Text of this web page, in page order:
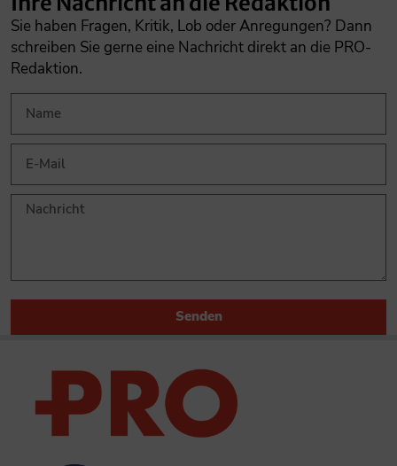
Sie haben Fragen, Kritik, Lob oder Anregungen? Dann
schreiben Sie gerne eine Nachricht direkt an die PRO-
Redaktion.
Senden